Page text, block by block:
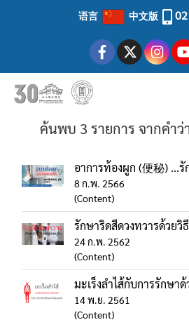
语言 中文版 02
ค้นพบ 3 รายการ จากคำว่
อาการท้องผูก (便秘) ...รั
8 ก.พ. 2566
(Content)
รักษาริดสีดวงทวารด้วย
24 ก.พ. 2562
(Content)
มะเร็งลำไส้กับการรักษ
14 พ.ย. 2561
(Content)